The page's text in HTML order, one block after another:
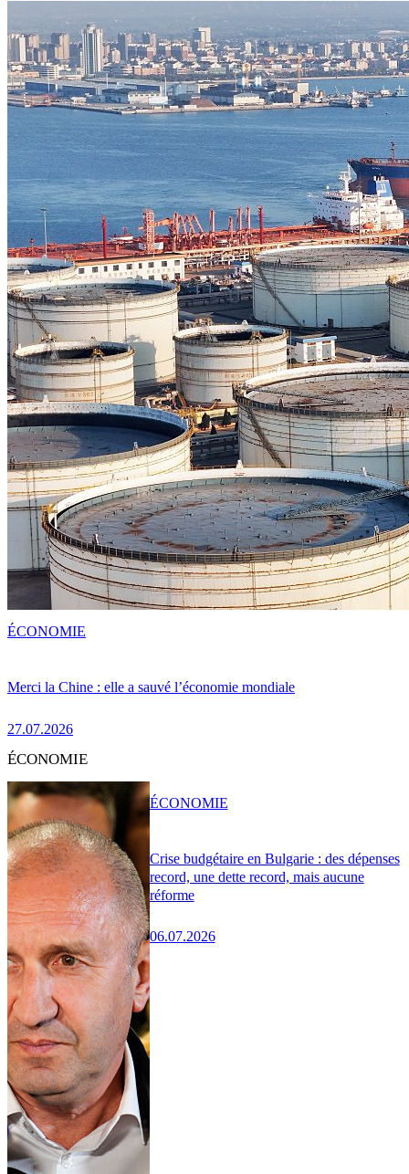
Merci la Chine : elle a sauvé l’économie mondiale
27.07.2026
ÉCONOMIE
ÉCONOMIE
Crise budgétaire en Bulgarie : des dépenses
record, une dette record, mais aucune
réforme
06.07.2026
ÉCONOMIE